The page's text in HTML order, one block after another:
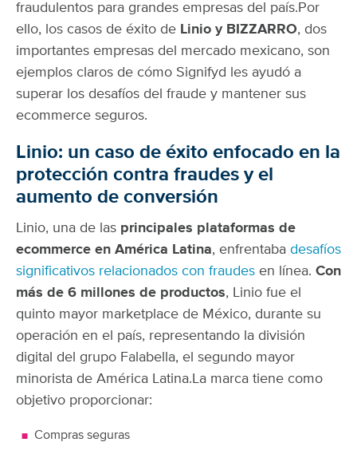
fraudulentos para grandes empresas del país. Por
ello, los casos de éxito de Linio y BIZZARRO, dos
importantes empresas del mercado mexicano, son
ejemplos claros de cómo Signifyd les ayudó a
superar los desafíos del fraude y mantener sus
ecommerce seguros.
Linio: un caso de éxito enfocado en la
protección contra fraudes y el
aumento de conversión
Linio, una de las principales plataformas de
ecommerce en América Latina, enfrentaba desafíos
significativos relacionados con fraudes en línea. Con
más de 6 millones de productos, Linio fue el
quinto mayor marketplace de México, durante su
operación en el país, representando la división
digital del grupo Falabella, el segundo mayor
minorista de América Latina. La marca tiene como
objetivo proporcionar:
Compras seguras